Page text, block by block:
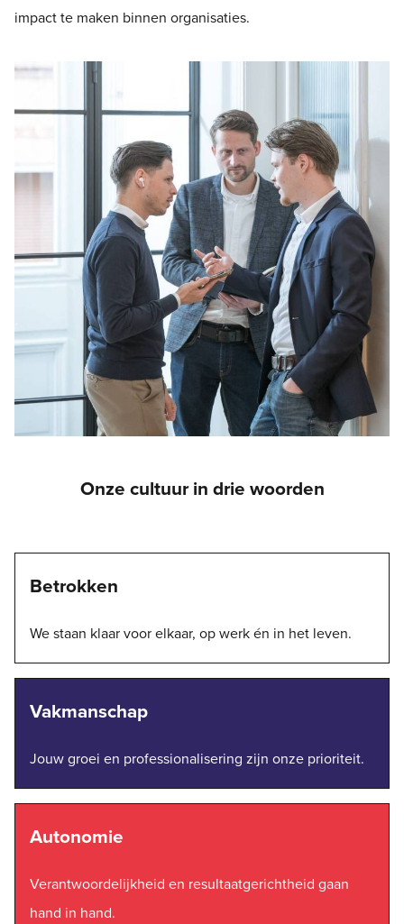
impact te maken binnen organisaties.
Onze cultuur in drie woorden
Betrokken
We staan klaar voor elkaar, op werk én in het leven.
Vakmanschap
Jouw groei en professionalisering zijn onze prioriteit.
Autonomie
Verantwoordelijkheid en resultaatgerichtheid gaan
hand in hand.